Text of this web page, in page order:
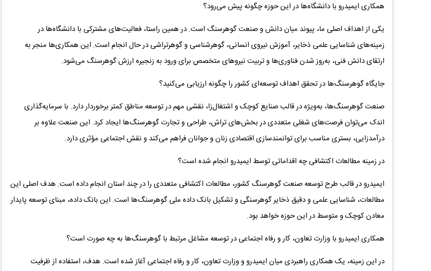
همکاری ایمیدرو با دانشگاه‌ها در این حوزه چگونه پیش می‌رود؟
یکی از اهداف اصلی ما، پیوند میان دانش و صنعت گوهرسنگ است. در همین راستا، فعالیت‌های مشترکی با دانشگاه‌ها در
زمینه‌های شناسایی علمی ذخایر، آموزش نیروی انسانی، گوهرشناسی و گوهرتراشی در حال انجام است. این همکاری‌ها منجر به
ارتقای دانش فنی، به‌روز شدن فناوری‌ها و تربیت نیروهای متخصص برای ورود به زنجیره ارزش گوهرسنگ می‌شود.
جایگاه گوهرسنگ‌ها در تحقق اهداف توسعه‌ای کشور را چگونه ارزیابی می‌کنید؟
صنعت گوهرسنگ‌ها، به‌ویژه در قالب صنایع کوچک و اشتغال‌زا، نقشی مهم در توسعه مناطق کمتر برخوردار دارد. با سرمایه‌گذاری
اندک می‌توان فرصت‌های شغلی متعددی در بخش‌های تراش، طراحی و تجارت گوهرسنگ‌ها ایجاد کرد. این صنعت علاوه بر
درآمدزایی، بستری مناسب برای توانمندسازی اقتصادی زنان و جوانان فراهم می‌کند و نقش اجتماعی مؤثری دارد.
در زمینه مطالعات اکتشافی چه اقداماتی توسط ایمیدرو انجام شده است؟
ایمیدرو در قالب طرح توسعه صنعت گوهرسنگ کشور، مطالعات اکتشافی متعددی را در چند استان انجام داده است. هدف اصلی این
مطالعات، شناسایی علمی و دقیق ذخایر گوهرسنگی و تشکیل بانک داده ملی گوهرسنگ‌ها است. این بانک داده، مبنای توسعه پایدار
معادن کوچک و متوسط در این حوزه خواهد بود.
همکاری ایمیدرو با وزارت تعاون، کار و رفاه اجتماعی در توسعه مشاغل مرتبط با گوهرسنگ‌ها به چه صورت است؟
در این زمینه، یک همکاری راهبردی میان ایمیدرو و وزارت تعاون، کار و رفاه اجتماعی آغاز شده است. هدف، استفاده از ظرفیت